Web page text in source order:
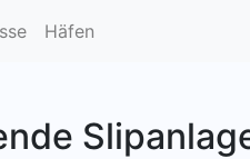
Häfen